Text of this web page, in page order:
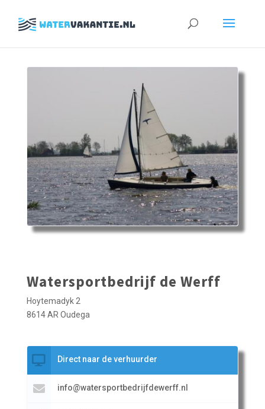
Zoeken
Watersportbedrijf de Werff
Hoytemadyk 2
8614 AR Oudega
Direct naar de verhuurder
info@watersportbedrijfdewerff.nl